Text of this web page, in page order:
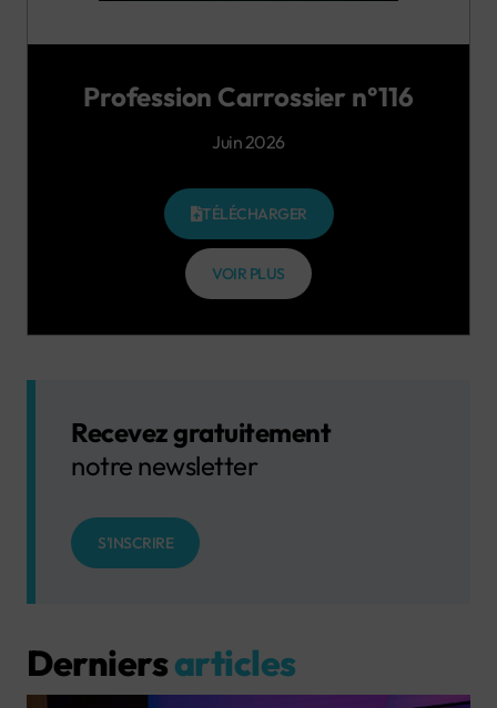
Profession Carrossier n°116
Juin 2026
TÉLÉCHARGER
VOIR PLUS
Recevez gratuitement
notre newsletter
S'INSCRIRE
Derniersarticles